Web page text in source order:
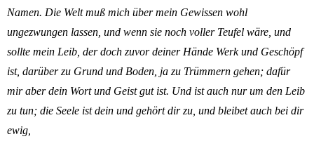
Namen. Die Welt muß mich über mein Gewissen wohl
ungezwungen lassen, und wenn sie noch voller Teufel wäre, und
sollte mein Leib, der doch zuvor deiner Hände Werk und Geschöpf
ist, darüber zu Grund und Boden, ja zu Trümmern gehen; dafür
mir aber dein Wort und Geist gut ist. Und ist auch nur um den Leib
zu tun; die Seele ist dein und gehört dir zu, und bleibet auch bei dir
ewig,